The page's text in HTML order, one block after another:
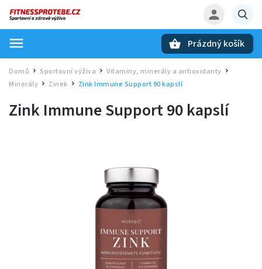
Prázdný košík
Domů / Sportovní výživa / Vitaminy, minerály a antioxidanty
Minerály / Zinek Zink Immune Support 90 kapslí
Zink Immune Support 90 kapslí